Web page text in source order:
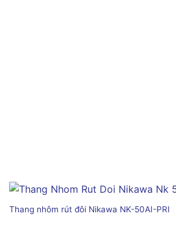
Thang nhôm rút đôi Nikawa NK-50AI-PRI